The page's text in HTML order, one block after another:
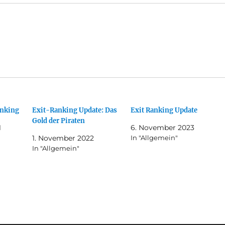
Exit-Ranking Update: Das
Gold der Piraten
1. November 2022
In "Allgemein"
Exit Ranking Update
6. November 2023
In "Allgemein"